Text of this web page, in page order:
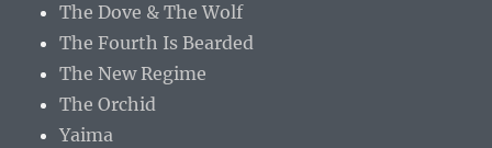
The Dove & The Wolf
The Fourth Is Bearded
The New Regime
The Orchid
Yaima